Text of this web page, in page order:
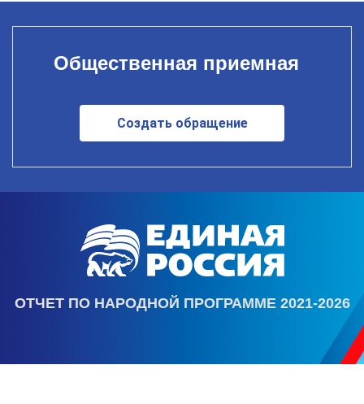
Общественная приемная
Создать обращение
ОТЧЕТ ПО НАРОДНОЙ ПРОГРАММЕ 2021-2026